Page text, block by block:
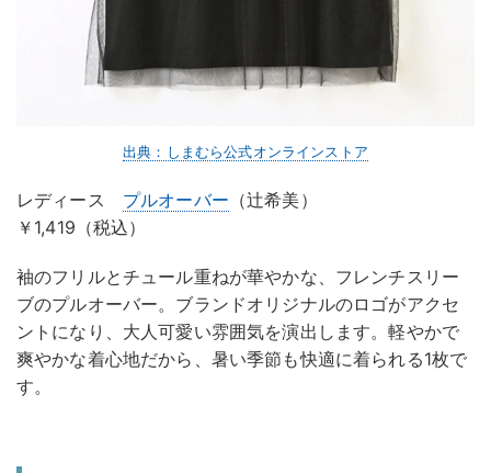
出典：しまむら公式オンラインストア
レディース プルオーバー （辻希美）
￥1,419（税込）
袖のフリルとチュール重ねが華やかな、フレンチスリー
ブのプルオーバー。ブランドオリジナルのロゴがアクセ
ントになり、大人可愛い雰囲気を演出します。軽やかで
爽やかな着心地だから、暑い季節も快適に着られる1枚で
す。